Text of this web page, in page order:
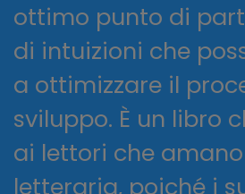
ottimo punto di
di intuizioni che
a ottimizzare il
sviluppo. È un libro
ai lettori che
letteraria, poiché i